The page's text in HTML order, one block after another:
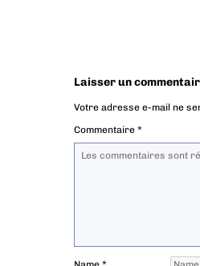
Laisser un
Votre adresse e-mail ne
Commentaire *